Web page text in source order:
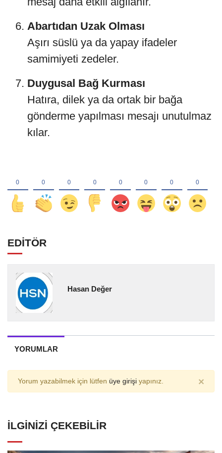
Abartıdan Uzak Olması
Aşırı süslü ya da yapay ifadeler
samimiyeti zedeler.
Duygusal Bağ Kurması
Hatıra, dilek ya da ortak bir bağa
gönderme yapılması mesajı unutulmaz
kılar.
EDİTÖR
Hasan Değer
YORUMLAR
Yorum yazabilmek için lütfen üye girişi yapınız. ×
İLGINIZI ÇEKEBILIR